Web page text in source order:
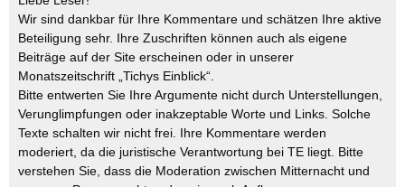
Wir sind dankbar für Ihre Kommentare und schätzen Ihre aktive
Beteiligung sehr. Ihre Zuschriften können auch als eigene
Beiträge auf der Site erscheinen oder in unserer
Monatszeitschrift „Tichys Einblick“.
Bitte entwerten Sie Ihre Argumente nicht durch Unterstellungen,
Verunglimpfungen oder inakzeptable Worte und Links. Solche
Texte schalten wir nicht frei. Ihre Kommentare werden
moderiert, da die juristische Verantwortung bei TE liegt. Bitte
verstehen Sie, dass die Moderation zwischen Mitternacht und